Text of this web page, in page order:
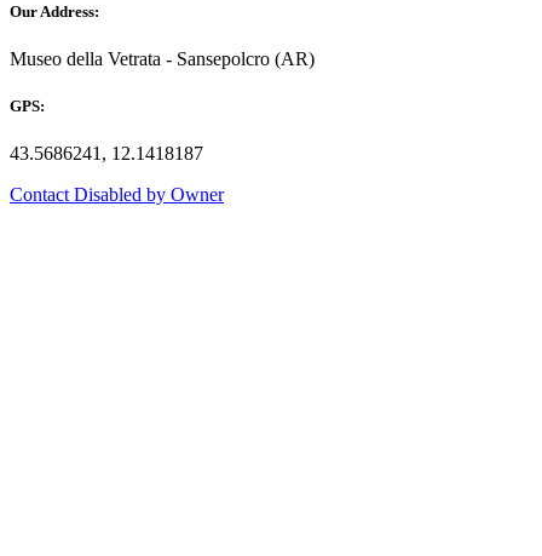
Our Address:
Museo della Vetrata - Sansepolcro (AR)
GPS:
43.5686241, 12.1418187
Contact Disabled by Owner